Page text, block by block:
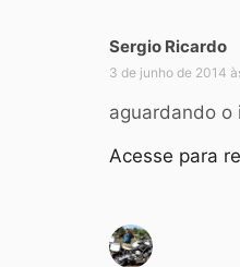
Sergio Ricardo
s
3 de junho de 2014
aguardando o
Acesse para